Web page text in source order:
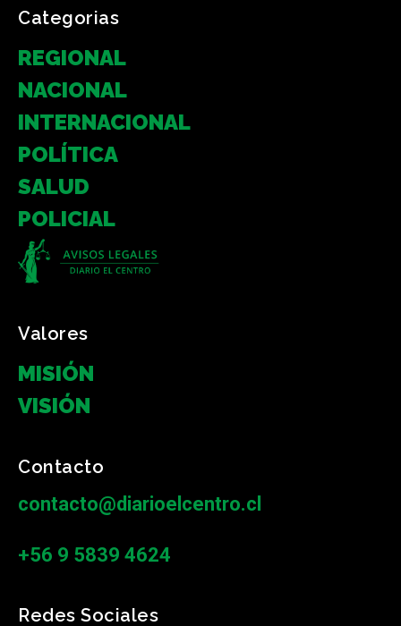
Categorias
REGIONAL
NACIONAL
INTERNACIONAL
POLÍTICA
SALUD
POLICIAL
Valores
MISIÓN
VISIÓN
Contacto
contacto@diarioelcentro.cl
+56 9 5839 4624
Redes Sociales